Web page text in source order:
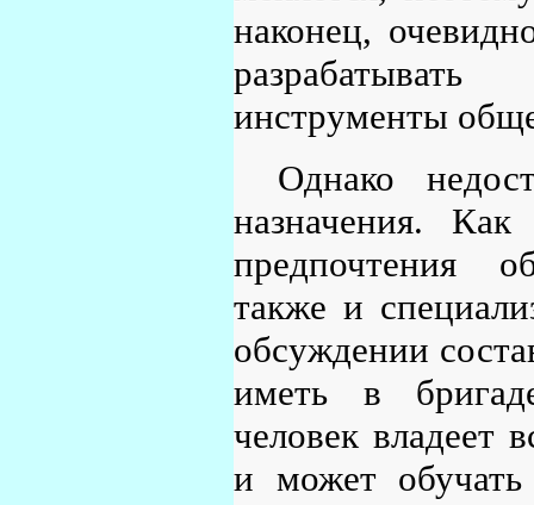
наконец,
инструменты
Однако
назначения.
предпочтения
также и
обсуждении
иметь в
человек владеет
и может